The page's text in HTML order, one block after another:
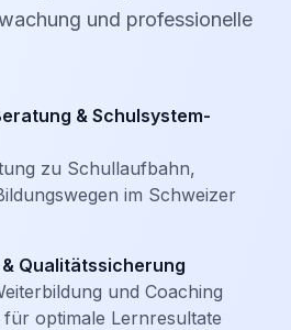
und professionelle
& Schulsystem-
zu Schullaufbahn,
im Schweizer
Qualitätssicherung
und Coaching
optimale Lernresultate